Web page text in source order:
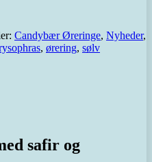
Candybær Øreringe, Nyheder,
, ørering, sølv
safir og